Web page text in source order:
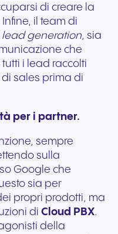
di creare la
il team di
lead generation, sia
che
i lead raccolti
sales prima di
per i partner.
sempre
sulla
Google che
sia per
propri prodotti, ma
di Cloud PBX.
della